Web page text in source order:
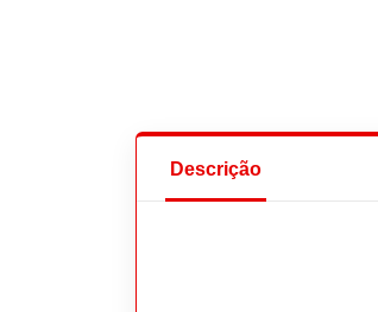
Descrição